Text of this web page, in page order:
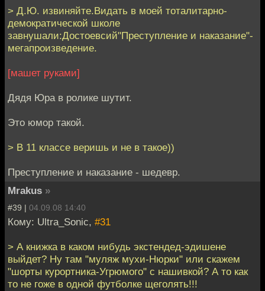
> Д.Ю. извиняйте.Видать в моей тоталитарно-
демократической школе
завнушали:Достоевсий"Преступление и наказание"-
мегапроизведение.
[машет руками]
Дядя Юра в ролике шутит.
Это юмор такой.
> В 11 классе веришь и не в такое))
Преступление и наказание - шедевр.
Mrakus »
#39 | 04.09.08 14:40
Кому: Ultra_Sonic, #31
> А книжка в каком нибудь экстендед-эдишене
выйдет? Ну там "муляж мухи-Нюрки" или скажем
"шорты курортника-Угрюмого" с нашивкой? А то как
то не гоже в одной футболке щеголять!!!